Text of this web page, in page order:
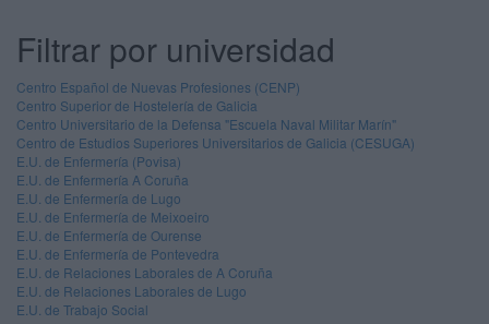
Filtrar por universidad
Centro Español de Nuevas Profesiones (CENP)
Centro Superior de Hostelería de Galicia
Centro Universitario de la Defensa "Escuela Naval Militar Marín"
Centro de Estudios Superiores Universitarios de Galicia (CESUGA)
E.U. de Enfermería (Povisa)
E.U. de Enfermería A Coruña
E.U. de Enfermería de Lugo
E.U. de Enfermería de Meixoeiro
E.U. de Enfermería de Ourense
E.U. de Enfermería de Pontevedra
E.U. de Relaciones Laborales de A Coruña
E.U. de Relaciones Laborales de Lugo
E.U. de Trabajo Social